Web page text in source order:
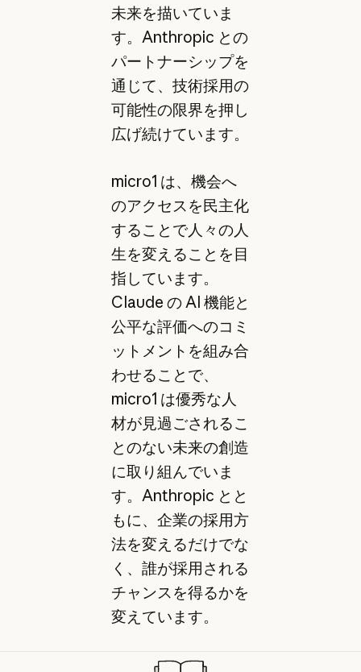
未来を描いていま
す。Anthropic との
パートナーシップを
通じて、技術採用の
可能性の限界を押し
広げ続けています。
micro1 は、機会へ
のアクセスを民主化
することで人々の人
生を変えることを目
指しています。
Claude の AI 機能と
公平な評価へのコミ
ットメントを組み合
わせることで、
micro1 は優秀な人
材が見過ごされるこ
とのない未来の創造
に取り組んでいま
す。Anthropic とと
もに、企業の採用方
法を変えるだけでな
く、誰が採用される
チャンスを得るかを
変えています。